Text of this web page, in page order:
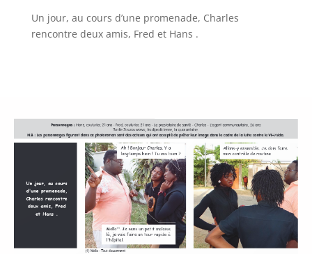
Un jour, au cours d’une promenade, Charles
rencontre deux amis, Fred et Hans .